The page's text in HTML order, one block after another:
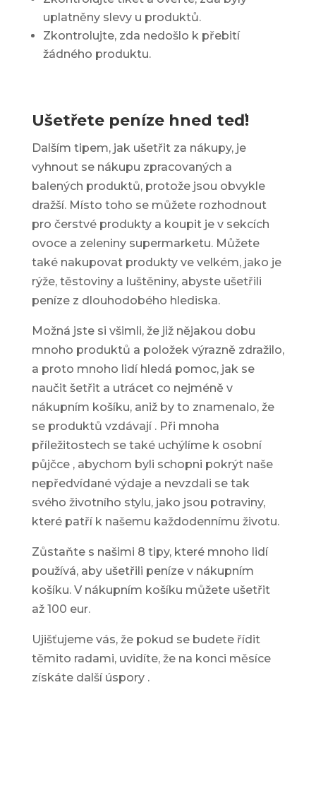
uplatněny slevy u produktů.
Zkontrolujte, zda nedošlo k přebití
žádného produktu.
Ušetřete peníze hned teď!
Dalším tipem, jak ušetřit za nákupy, je
vyhnout se nákupu zpracovaných a
balených produktů, protože jsou obvykle
dražší. Místo toho se můžete rozhodnout
pro čerstvé produkty a koupit je v sekcích
ovoce a zeleniny supermarketu. Můžete
také nakupovat produkty ve velkém, jako je
rýže, těstoviny a luštěniny, abyste ušetřili
peníze z dlouhodobého hlediska.
Možná jste si všimli, že již nějakou dobu
mnoho produktů a položek výrazně zdražilo,
a proto mnoho lidí hledá pomoc, jak se
naučit šetřit a utrácet co nejméně v
nákupním košíku, aniž by to znamenalo, že
se produktů vzdávají . Při mnoha
příležitostech se také uchýlíme k osobní
půjčce, abychom byli schopni pokrýt naše
nepředvídané výdaje a nevzdali se tak
svého životního stylu, jako jsou potraviny,
které patří k našemu každodennímu životu.
Zůstaňte s našimi 8 tipy, které mnoho lidí
používá, aby ušetřili peníze v nákupním
košíku. V nákupním košíku můžete ušetřit
až 100 eur.
Ujišťujeme vás, že pokud se budete řídit
těmito radami, uvidíte, že na konci měsíce
získáte další úspory.